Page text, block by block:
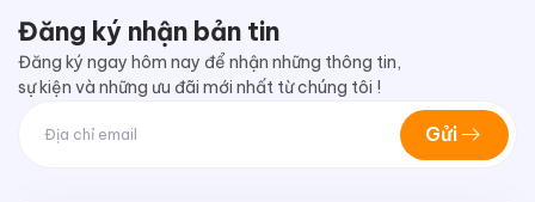
Đăng ký nhận bản tin
Đăng ký ngay hôm nay để nhận những thông tin,
sự kiện và những ưu đãi mới nhất từ chúng tôi !
Gửi